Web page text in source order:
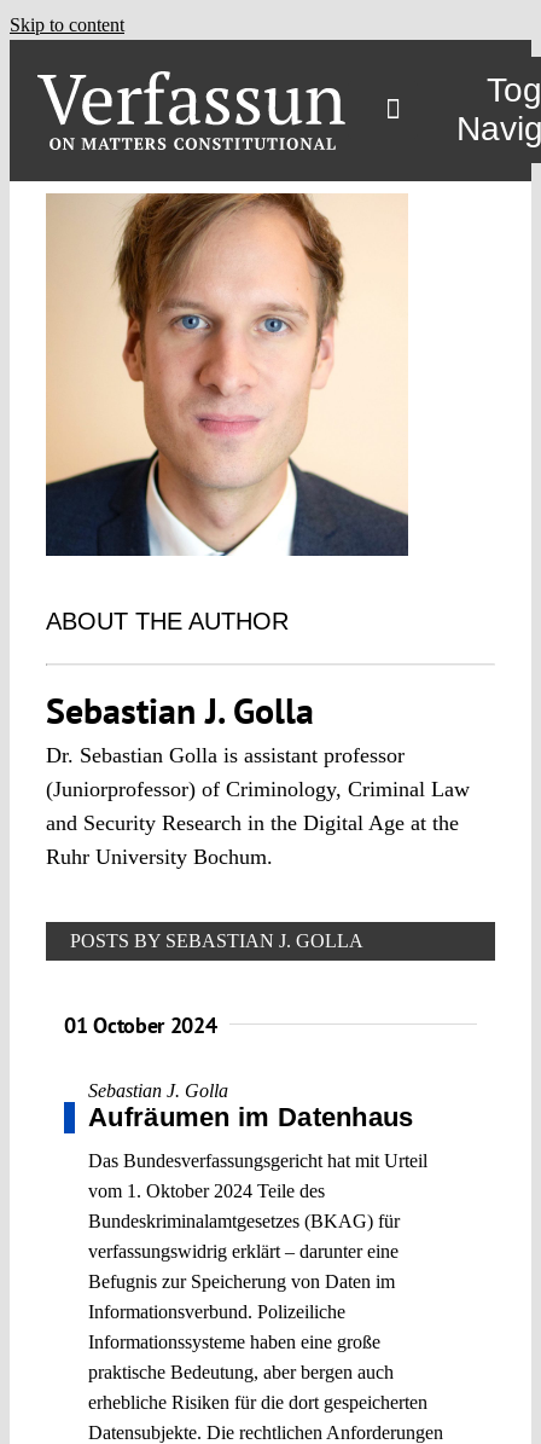
Skip to content
ABOUT THE AUTHOR
Sebastian J. Golla
Dr. Sebastian Golla is assistant professor
(Juniorprofessor) of Criminology, Criminal Law
and Security Research in the Digital Age at the
Ruhr University Bochum.
POSTS BY SEBASTIAN J. GOLLA
01 October 2024
Sebastian J. Golla
Aufräumen im Datenhaus
Das Bundesverfassungsgericht hat mit Urteil
vom 1. Oktober 2024 Teile des
Bundeskriminalamtgesetzes (BKAG) für
verfassungswidrig erklärt – darunter eine
Befugnis zur Speicherung von Daten im
Informationsverbund. Polizeiliche
Informationssysteme haben eine große
praktische Bedeutung, aber bergen auch
erhebliche Risiken für die dort gespeicherten
Datensubjekte. Die rechtlichen Anforderungen